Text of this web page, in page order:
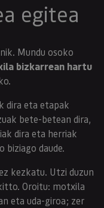
egitea
Mundu osoko
bizkarrean hartu
dira eta etapak
bete-betean dira,
dira eta herriak
biziago daude.
kezkatu. Utzi duzun
Oroitu: motxila
eta uda-giroa; zer